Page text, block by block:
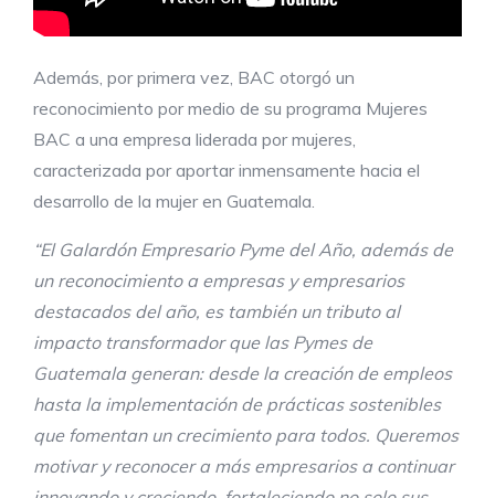
Además, por primera vez, BAC otorgó un
reconocimiento por medio de su programa Mujeres
BAC a una empresa liderada por mujeres,
caracterizada por aportar inmensamente hacia el
desarrollo de la mujer en Guatemala.
“El Galardón Empresario Pyme del Año, además de
un reconocimiento a empresas y empresarios
destacados del año, es también un tributo al
impacto transformador que las Pymes de
Guatemala generan: desde la creación de empleos
hasta la implementación de prácticas sostenibles
que fomentan un crecimiento para todos. Queremos
motivar y reconocer a más empresarios a continuar